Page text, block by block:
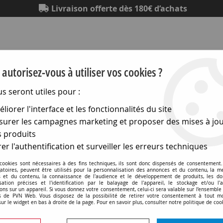
Livraison offerte dès 180€ d’achats
Eclairage Matériel électrique
>Pinces de serrage
Pinces à coller - plastique
vous à utiliser vos cookies ?
seront utiles pour :
l'interface et les fonctionnalités du site
les campagnes marketing et proposer des mises à
produits
l'authentification et surveiller les erreurs techniques
sont nécessaires à des fins techniques, ils sont donc dispensés de
peuvent être utilisés pour la personnalisation des annonces et du contenu, la
et du contenu, la connaissance de l'audience et le développement de produits, les
précises et l'identification par le balayage de l'appareil, le stockage et/ou
sur un appareil. Si vous donnez votre consentement, celui-ci sera valable sur l’ensemble
de PVN Web. Vous disposez de la possibilité de retirer votre consentement à tout
le widget en bas à droite de la page. Pour en savoir plus, consulter notre politique de